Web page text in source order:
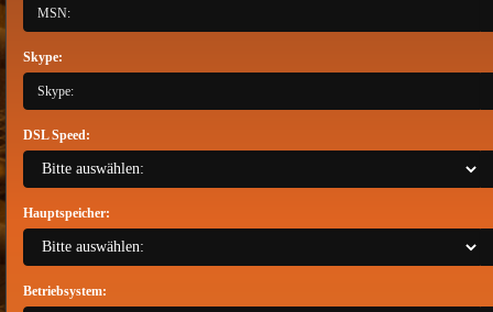
Skype:
DSL Speed:
Hauptspeicher:
Betriebsystem: